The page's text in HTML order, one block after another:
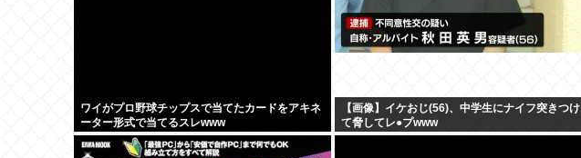
ワイがプロ野球チップスで当てたカードをアキネ
ーター形式で当てるスレwww
【画像】イケおじ(56)、中学生にナイフ突きつけ
て脅してレ●プwww